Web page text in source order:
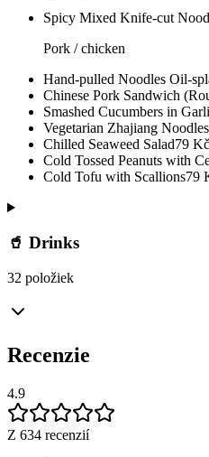
Spicy Mixed Knife-cut
Pork / chicken
Hand-pulled Noodles Oil-
Chinese Pork Sandwich
Smashed Cucumbers in
Vegetarian Zhajiang Noodles
Chilled Seaweed Salad79 Kč
Cold Tossed Peanuts with
Cold Tofu with Scallions79
🥤 Drinks
32 položiek
Recenzie
4.9
Z 634 recenzií